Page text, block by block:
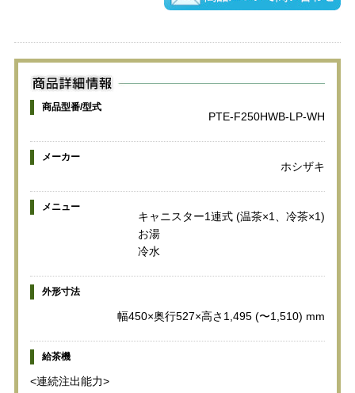
商品型番/型式
PTE-F250HWB-LP-WH
メーカー
ホシザキ
メニュー
キャニスター1連式 (温茶×1、冷茶×1)
お湯
冷水
外形寸法
幅450×奥行527×高さ1,495 (〜1,510) mm
給茶機
<連続注出能力>